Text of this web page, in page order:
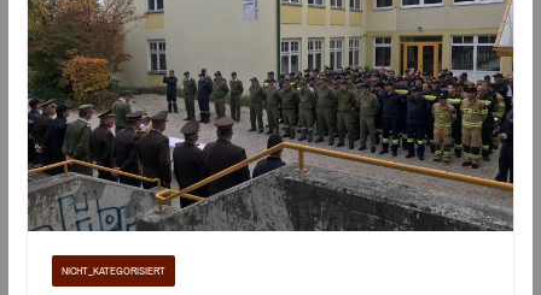
NICHT_KATEGORISIERT